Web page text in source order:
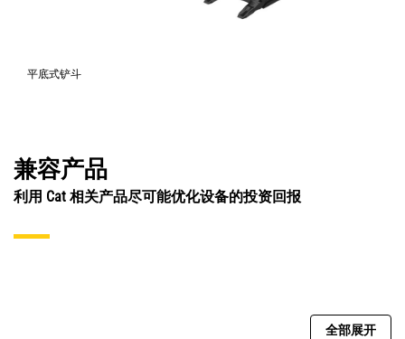
平底式铲斗
兼容产品
利用 Cat 相关产品尽可能优化设备的投资回报
全部展开